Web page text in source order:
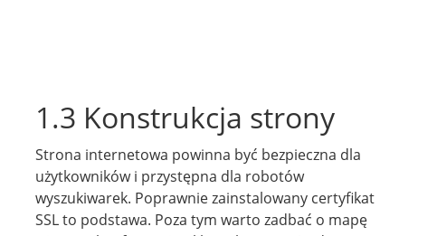
1.3 Konstrukcja strony
Strona internetowa powinna być bezpieczna dla
użytkowników i przystępna dla robotów
wyszukiwarek. Poprawnie zainstalowany certyfikat
SSL to podstawa. Poza tym warto zadbać o mapę